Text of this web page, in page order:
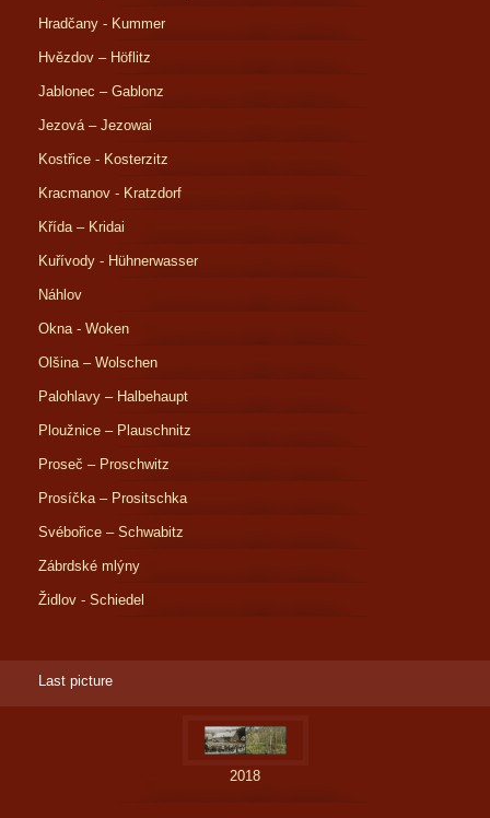
Hradčany - Kummer
Hvězdov – Höflitz
Jablonec – Gablonz
Jezová – Jezowai
Kostřice - Kosterzitz
Kracmanov - Kratzdorf
Křída – Kridai
Kuřívody - Hühnerwasser
Náhlov
Okna - Woken
Olšina – Wolschen
Palohlavy – Halbehaupt
Ploužnice – Plauschnitz
Proseč – Proschwitz
Prosíčka – Prositschka
Svébořice – Schwabitz
Zábrdské mlýny
Židlov - Schiedel
Last picture
2018